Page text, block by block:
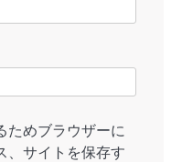
ためブラウザーに
、サイトを保存す